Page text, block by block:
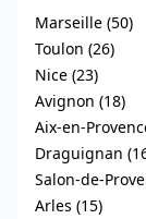
Marseille (50)
Toulon (26)
Nice (23)
Avignon (18)
Aix-en-
Draguignan
Salon-de-
Arles (15)